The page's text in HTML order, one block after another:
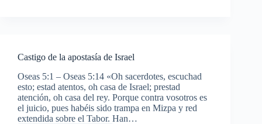
a
Castigo de la apostasía de Israel
Oseas 5:1 – Oseas 5:14 «Oh sacerdotes, escuchad
esto; estad atentos, oh casa de Israel; prestad
atención, oh casa del rey. Porque contra vosotros es
el juicio, pues habéis sido trampa en Mizpa y red
extendida sobre el Tabor. Han…